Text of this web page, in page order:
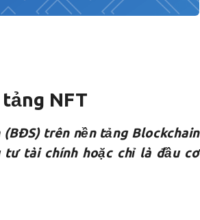
NFT
(BĐS) trên nền tảng Blockchain
tài chính hoặc chỉ là đầu cơ